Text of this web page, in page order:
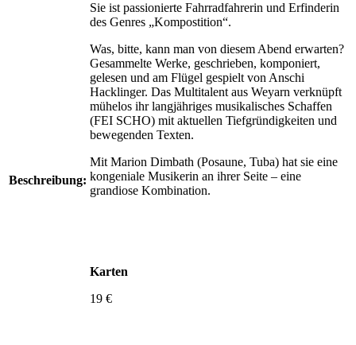
Beschreibung:
Sie ist passionierte Fahrradfahrerin und Erfinderin
des Genres „Kompostition“.
Was, bitte, kann man von diesem Abend erwarten?
Gesammelte Werke, geschrieben, komponiert,
gelesen und am Flügel gespielt von Anschi
Hacklinger. Das Multitalent aus Weyarn verknüpft
mühelos ihr langjähriges musikalisches Schaffen
(FEI SCHO) mit aktuellen Tiefgründigkeiten und
bewegenden Texten.
Mit Marion Dimbath (Posaune, Tuba) hat sie eine
kongeni­ale Musikerin an ihrer Seite – eine
grandiose Kombination.
Karten
19 €